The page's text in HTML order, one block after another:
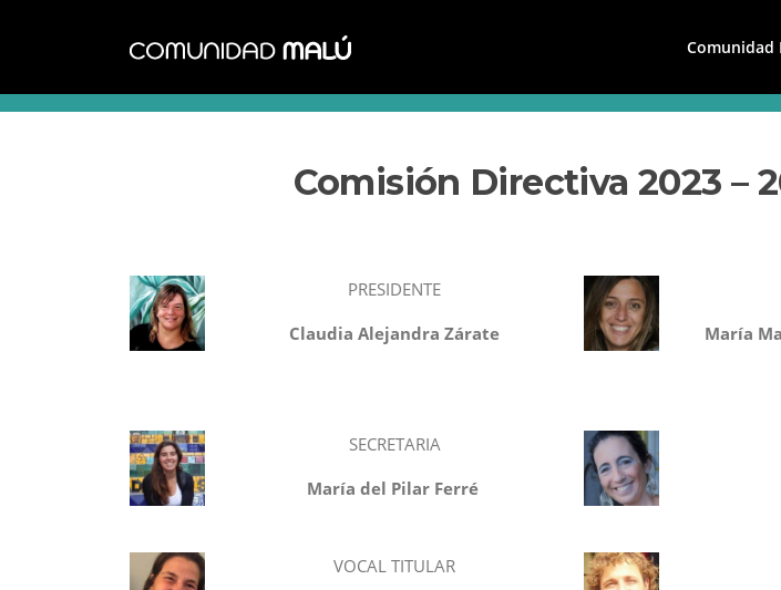
Comunidad
Comisión Directiva 2023 –
PRESIDENTE
Claudia Alejandra Zárate
María
SECRETARIA
María del Pilar Ferré
VOCAL TITULAR